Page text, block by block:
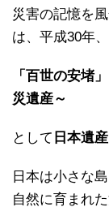
災害の記憶を
は、平成30年、
「百世の安堵
災遺産～
として 日本遺産
日本は小さな
自然に育まれ